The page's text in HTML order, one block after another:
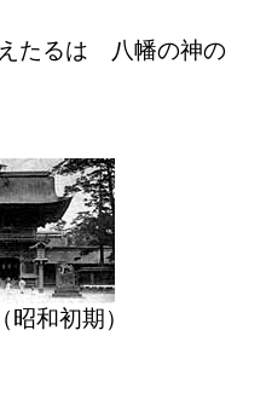
るは 八幡の神の
和初期）